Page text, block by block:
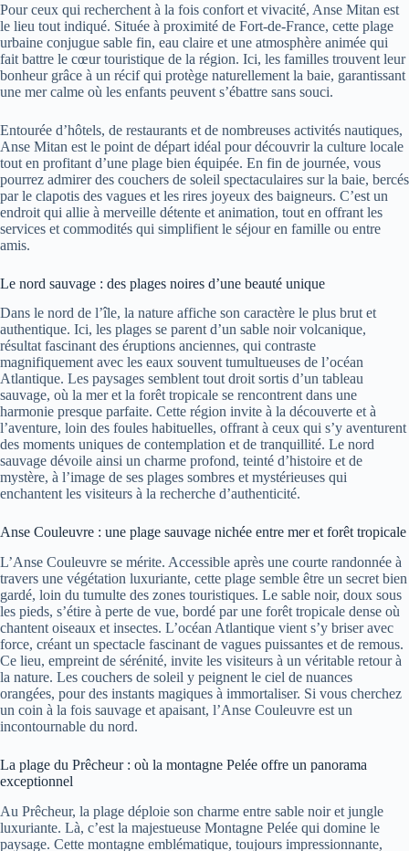
Pour ceux qui recherchent à la fois confort et vivacité, Anse Mitan est
le lieu tout indiqué. Située à proximité de Fort-de-France, cette plage
urbaine conjugue sable fin, eau claire et une atmosphère animée qui
fait battre le cœur touristique de la région. Ici, les familles trouvent leur
bonheur grâce à un récif qui protège naturellement la baie, garantissant
une mer calme où les enfants peuvent s’ébattre sans souci.
Entourée d’hôtels, de restaurants et de nombreuses activités nautiques,
Anse Mitan est le point de départ idéal pour découvrir la culture locale
tout en profitant d’une plage bien équipée. En fin de journée, vous
pourrez admirer des couchers de soleil spectaculaires sur la baie, bercés
par le clapotis des vagues et les rires joyeux des baigneurs. C’est un
endroit qui allie à merveille détente et animation, tout en offrant les
services et commodités qui simplifient le séjour en famille ou entre
amis.
Le nord sauvage : des plages noires d’une beauté unique
Dans le nord de l’île, la nature affiche son caractère le plus brut et
authentique. Ici, les plages se parent d’un sable noir volcanique,
résultat fascinant des éruptions anciennes, qui contraste
magnifiquement avec les eaux souvent tumultueuses de l’océan
Atlantique. Les paysages semblent tout droit sortis d’un tableau
sauvage, où la mer et la forêt tropicale se rencontrent dans une
harmonie presque parfaite. Cette région invite à la découverte et à
l’aventure, loin des foules habituelles, offrant à ceux qui s’y aventurent
des moments uniques de contemplation et de tranquillité. Le nord
sauvage dévoile ainsi un charme profond, teinté d’histoire et de
mystère, à l’image de ses plages sombres et mystérieuses qui
enchantent les visiteurs à la recherche d’authenticité.
Anse Couleuvre : une plage sauvage nichée entre mer et forêt tropicale
L’Anse Couleuvre se mérite. Accessible après une courte randonnée à
travers une végétation luxuriante, cette plage semble être un secret bien
gardé, loin du tumulte des zones touristiques. Le sable noir, doux sous
les pieds, s’étire à perte de vue, bordé par une forêt tropicale dense où
chantent oiseaux et insectes. L’océan Atlantique vient s’y briser avec
force, créant un spectacle fascinant de vagues puissantes et de remous.
Ce lieu, empreint de sérénité, invite les visiteurs à un véritable retour à
la nature. Les couchers de soleil y peignent le ciel de nuances
orangées, pour des instants magiques à immortaliser. Si vous cherchez
un coin à la fois sauvage et apaisant, l’Anse Couleuvre est un
incontournable du nord.
La plage du Prêcheur : où la montagne Pelée offre un panorama
exceptionnel
Au Prêcheur, la plage déploie son charme entre sable noir et jungle
luxuriante. Là, c’est la majestueuse Montagne Pelée qui domine le
paysage. Cette montagne emblématique, toujours impressionnante,